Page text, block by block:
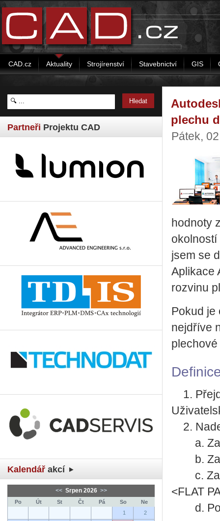
CAD.cz Aktuality Strojírenství Stavebnictví GIS
Partneři Projektu CAD
Kalendář akcí
<< Srpen 2026 >>
Po Út St Čt Pá So
Ne
1
2
plechu
Pátek,
hodnoty
okolností
jsem se
Aplikace
rozvinu
Pokud je
nejdříve
1.
2.
a.
b.
c.
<FLAT
d.